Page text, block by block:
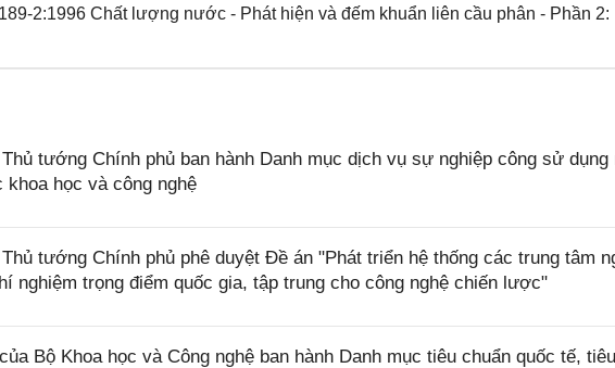
2:1996 Chất lượng nước - Phát hiện và đếm khuẩn liên cầu phân - Phần 2:
tướng Chính phủ ban hành Danh mục dịch vụ sự nghiệp công sử dụng
học và công nghệ
tướng Chính phủ phê duyệt Đề án "Phát triển hệ thống các trung tâm
nghiệm trọng điểm quốc gia, tập trung cho công nghệ chiến lược"
Bộ Khoa học và Công nghệ ban hành Danh mục tiêu chuẩn quốc tế, tiêu